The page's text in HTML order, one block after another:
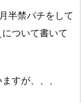
半禁パチをして
ついて書いて
すが、、、